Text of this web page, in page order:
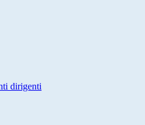
dirigenti